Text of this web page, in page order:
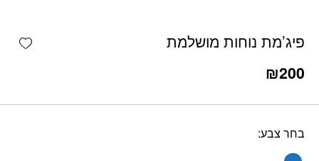
פיג’מת נוחות מושלמת
₪200
בחר צבע